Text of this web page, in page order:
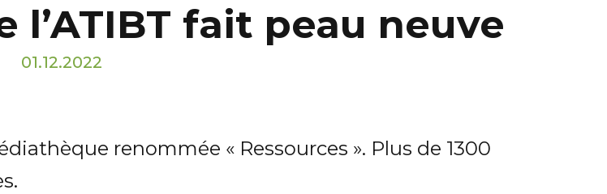
l’ATIBT fait peau neuve
01.12.2022
renommée « Ressources ». Plus de 1300